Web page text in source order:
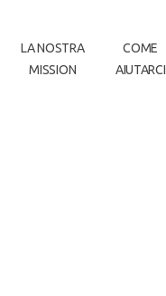
LA NOSTRA
MISSION
COME
AIUTARCI